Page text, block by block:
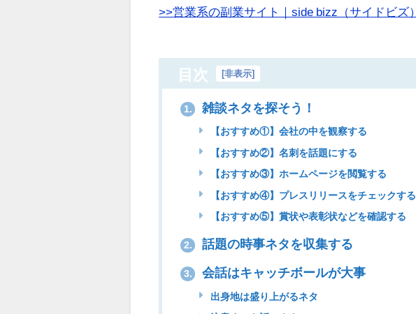
>>営業系の副業サイト｜side bizz（サイドビズ）
目次 [非表示]
1. 雑談ネタを探そう！
【おすすめ①】会社の中を観察する
【おすすめ②】名刺を話題にする
【おすすめ③】ホームページを閲覧する
【おすすめ④】プレスリリースをチェックする
【おすすめ⑤】賞状や表彰状などを確認する
2. 話題の時事ネタを収集する
3. 会話はキャッチボールが大事
出身地は盛り上がるネタ